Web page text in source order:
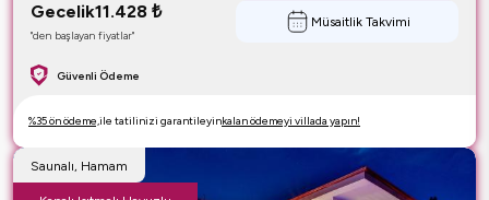
Güvenli Ödeme
Gecelik11.428 ₺
"den başlayan fiyatlar"
Müsaitlik Takvimi
%35 ön ödeme,ile tatilinizi garantileyinkalan ödemeyi villada yapın!
Saunalı, Hamam